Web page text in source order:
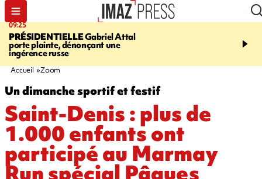
09:25
PRÉSIDENTIELLEGabriel Attal
porte plainte, dénonçant une
ingérence russe
11:43
accident après le virage
Accueil Zoom
Un dimanche sportif et festif
Saint-Denis : plus de
1.000 enfants ont
participé au Marmay